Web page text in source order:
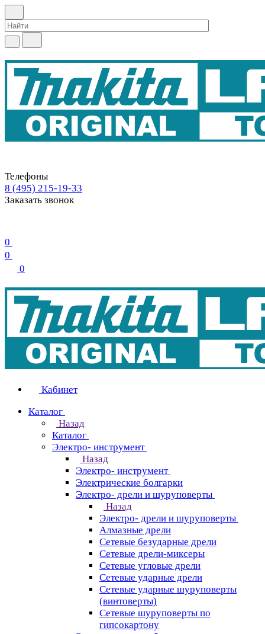
Телефоны
8 (495) 215-19-33
Заказать звонок
0
0
0
Кабинет
Каталог
Назад
Каталог
Электро- инструмент
Назад
Электро- инструмент
Электрические болгарки
Электро- дрели и шуруповерты
Назад
Электро- дрели и шуруповерты
Алмазные дрели
Сетевые безударные дрели
Сетевые дрели-миксеры
Сетевые угловые дрели
Сетевые ударные дрели
Сетевые ударные шуруповерты
(винтоверты)
Сетевые шуруповерты по
гипсокартону